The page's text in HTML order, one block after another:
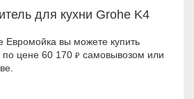
для кухни Grohe K4
Евромойка вы можете купить
по цене 60 170 ₽ самовывозом или